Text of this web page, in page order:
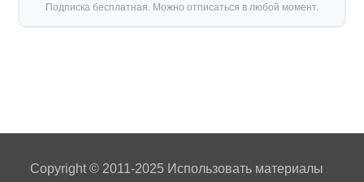
Подписка бесплатная. Можно отписаться в любой момент.
Copyright © 2011-2025 Использовать материалы